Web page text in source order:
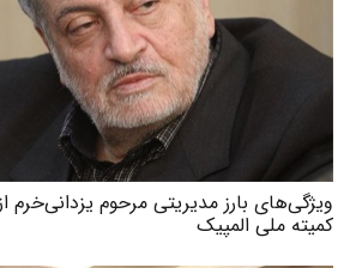
ویژگی‌های بارز مدیریتی مرحوم یزدانی‌خرم
کمیته‌ ملی المپیک